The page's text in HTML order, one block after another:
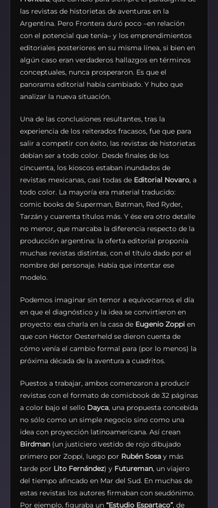
las revistas de historietas de aventuras en la
Argentina. Pero Frontera duró poco –en relación
con el potencial que tenía– y los emprendimientos
editoriales posteriores en su misma línea, si bien en
algún caso eran verdaderos hallazgos en términos
conceptuales, nunca prosperaron. Es que el
panorama editorial había cambiado. Y hubo que
analizar la nueva situación.
Una de las conclusiones resultantes, tras la
experiencia de los reiterados fracasos, fue que para
salir a competir con éxito, las revistas de historietas
debían ser a todo color. Desde finales de los
cincuenta, los kioscos estaban inundados de
revistas mexicanas, casi todas de Editorial Novaro, a
todo color. La mayoría era material traducido:
comic books de Superman, Batman, Red Ryder,
Tarzán y cuarenta títulos más. Y ése era otro detalle
no menor, que marcaba la diferencia respecto de la
producción argentina: la oferta editorial proponía
muchas revistas distintas, con el título dado por el
nombre del personaje. Había que intentar ese
modelo.
Podemos imaginar sin temor a equivocarnos el día
en que el diagnóstico y la idea se convirtieron en
proyecto: esa charla en la casa de Eugenio Zoppi en
que con Héctor Oesterheld se dieron cuenta de
cómo venía el cambio formal para (por lo menos) la
próxima década de la aventura a cuadritos.
Puestos a trabajar, ambos comenzaron a producir
revistas con el formato de comicbook de 32 páginas
a color bajo el sello Dayca, una propuesta concebida
no sólo como un simple negocio sino como una
idea con proyección latinoamericana. Así crean
Birdman (un justiciero vestido de rojo dibujado
primero por Zoppi, luego por Rubén Sosa y más
tarde por Lito Fernández) y Futureman, un viajero
del tiempo afincado en Mar del Sud. En muchas de
estas revistas los autores firmaban con seudónimo.
Por ejemplo, figuraba un “Estudio Espartaco”, de